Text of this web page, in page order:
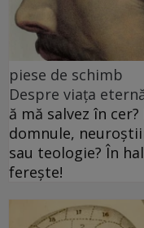
piese de schimb
Despre viața
ă mă salvez în
domnule,
sau teologie? În
ferește!